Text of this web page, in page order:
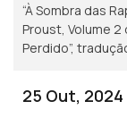
“À Sombra das
Proust, Volume 2
Perdido”,
25 Out, 2024